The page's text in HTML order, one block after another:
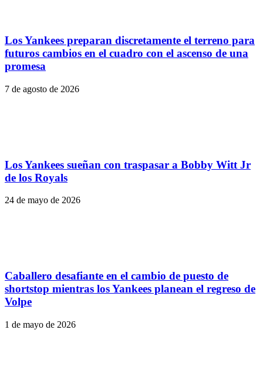
Los Yankees preparan discretamente el terreno para
futuros cambios en el cuadro con el ascenso de una
promesa
7 de agosto de 2026
Los Yankees sueñan con traspasar a Bobby Witt Jr
de los Royals
24 de mayo de 2026
Caballero desafiante en el cambio de puesto de
shortstop mientras los Yankees planean el regreso de
Volpe
1 de mayo de 2026